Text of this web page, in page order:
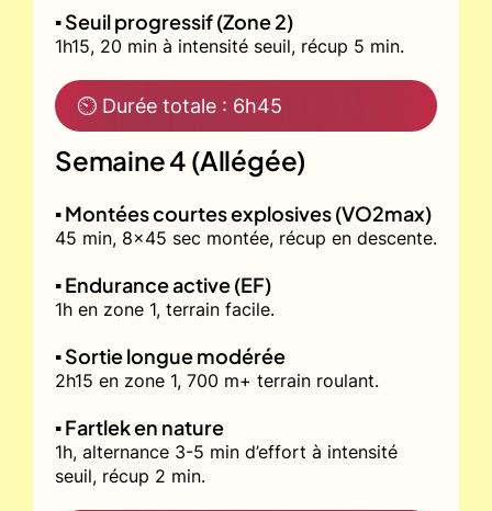
▪️ Seuil progressif (Zone 2)
1h15, 20 min à intensité seuil, récup 5 min.
⏲ Durée totale : 6h45
Semaine 4 (Allégée)
▪️ Montées courtes explosives (VO2max)
45 min, 8x45 sec montée, récup en descente.
▪️ Endurance active (EF)
1h en zone 1, terrain facile.
▪️ Sortie longue modérée
2h15 en zone 1, 700 m+ terrain roulant.
▪️ Fartlek en nature
1h, alternance 3-5 min d’effort à intensité
seuil, récup 2 min.